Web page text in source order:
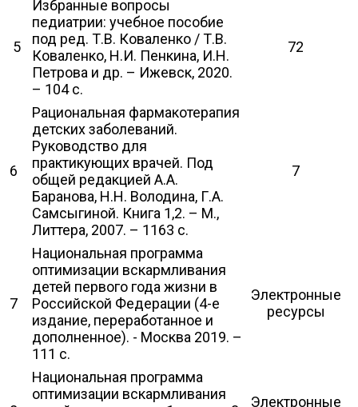
5
Избранные вопросы
педиатрии: учебное пособие
под ред. Т.В. Коваленко / Т.В.
Коваленко, Н.И. Пенкина, И.Н.
Петрова и др. – Ижевск, 2020.
– 104 с.
72
6
Рациональная фармакотерапия
детских заболеваний.
Руководство для
практикующих врачей. Под
общей редакцией А.А.
Баранова, Н.Н. Володина, Г.А.
Самсыгиной. Книга 1,2. – М.,
Литтера, 2007. – 1163 с.
7
7
Национальная программа
оптимизации вскармливания
детей первого года жизни в
Российской Федерации (4-е
издание, переработанное и
дополненное). - Москва 2019. –
111 с.
Электронные
ресурсы
Национальная программа
оптимизации вскармливания
Электронные